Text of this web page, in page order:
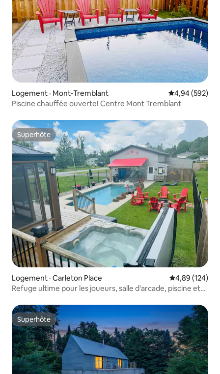
Logement · Mont-Tremblant Note
4,94 (592)
Piscine chauffée ouverte! Centre Mont Tremblant
Superhôte
Superhôte
Logement · Carleton Place Note
4,89 (124)
Refuge ultime pour les joueurs, salle d'arcade, piscine et
Superhôte
Superhôte